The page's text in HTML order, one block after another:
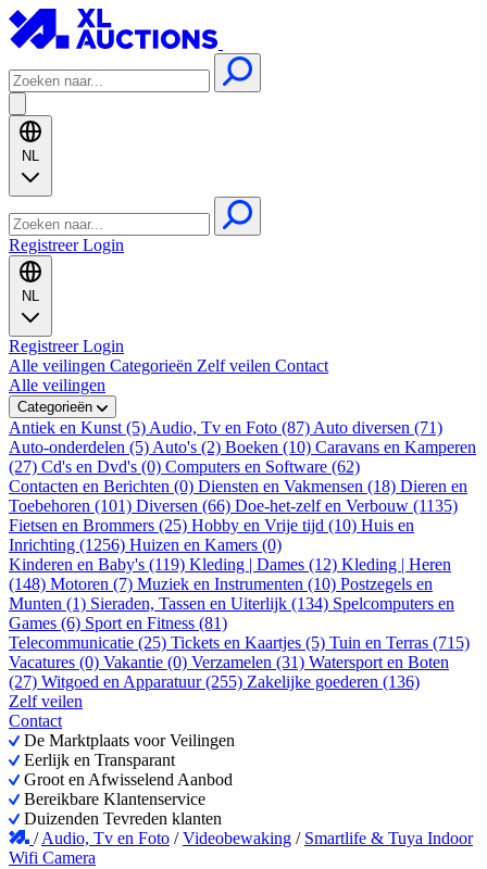
NL
RegistreerLogin
NL
RegistreerLogin
Alle veilingen Categorieën Zelf veilen Contact
Alle veilingen
Categorieën
Antiek en Kunst (5) Audio, Tv en Foto (87) Auto diversen (71)
Auto-onderdelen (5) Auto's (2) Boeken (10) Caravans en Kamperen
(27) Cd's en Dvd's (0) Computers en Software (62)
Contacten en Berichten (0) Diensten en Vakmensen (18) Dieren en
Toebehoren (101) Diversen (66) Doe-het-zelf en Verbouw (1135)
Fietsen en Brommers (25) Hobby en Vrije tijd (10) Huis en
Inrichting (1256) Huizen en Kamers (0)
Kinderen en Baby's (119) Kleding | Dames (12) Kleding | Heren
(148) Motoren (7) Muziek en Instrumenten (10) Postzegels en
Munten (1) Sieraden, Tassen en Uiterlijk (134) Spelcomputers en
Games (6) Sport en Fitness (81)
Telecommunicatie (25) Tickets en Kaartjes (5) Tuin en Terras (715)
Vacatures (0) Vakantie (0) Verzamelen (31) Watersport en Boten
(27) Witgoed en Apparatuur (255) Zakelijke goederen (136)
Zelf veilen
Contact
De Marktplaats voor Veilingen
Eerlijk en Transparant
Groot en Afwisselend Aanbod
Bereikbare Klantenservice
Duizenden Tevreden klanten
/Audio, Tv en Foto /Videobewaking / Smartlife & Tuya Indoor
Wifi Camera